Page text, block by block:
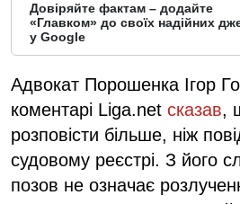
Довіряйте фактам – додайте
«Главком» до своїх надійних
у Google
Адвокат Порошенка Ігор
коментарі Liga.net сказав,
розповісти більше, ніж
судовому реєстрі. З його
позов не означає